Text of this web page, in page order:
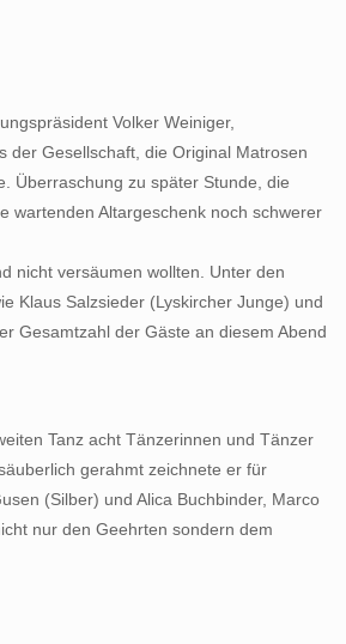
Volker Weiniger,
der Gesellschaft, die Original Matrosen
Überraschung zu später Stunde, die
wartenden Altargeschenk noch schwerer
nicht versäumen wollten. Unter den
Klaus Salzsieder (Lyskircher Junge) und
Gesamtzahl der Gäste an diesem Abend
Tanz acht Tänzerinnen und Tänzer
gerahmt zeichnete er für
(Silber) und Alica Buchbinder, Marco
nur den Geehrten sondern dem